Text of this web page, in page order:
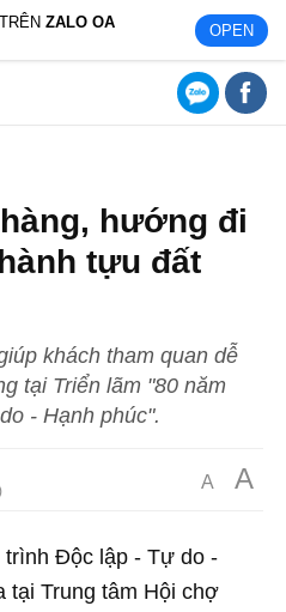
TRÊNZALO OA OPEN
hướng đi
tựu đất
khách tham quan dễ
tại Triển lãm "80 năm
- Hạnh phúc".
A A
trình Độc lập - Tự do -
tại Trung tâm Hội chợ